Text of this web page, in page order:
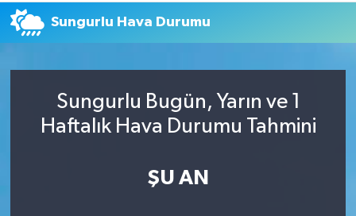
Sungurlu Hava Durumu
Sungurlu Bugün, Yarın ve 1
Haftalık Hava Durumu Tahmini
ŞU AN